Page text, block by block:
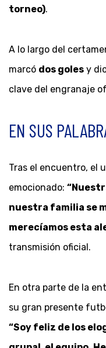
torneo).
A lo largo del
marcó dos goles y
clave del engranaje
EN SUS
Tras el encuentro, el
emocionado:
nuestra familia se
merecíamos esta
transmisión oficial.
En otra parte de la
su gran presente
“Soy feliz de los